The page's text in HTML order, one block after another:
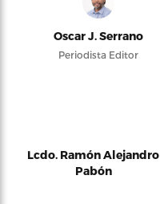
Oscar J. Serrano
Periodista Editor
Lcdo. Ramón Alejandro
Pabón